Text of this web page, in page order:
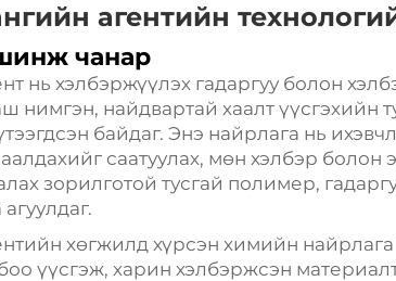
агентийн
чанар
нь хэлбэржүүлэх гадаргуу болон
нимгэн, найдвартай хаалт үүсгэхийн
байдаг. Энэ найрлага нь
саатуулах, мөн хэлбэр болон
зорилготой тусгай полимер,
хөгжилд хүрсэн химийн
үүсгэж, харин хэлбэржсэн